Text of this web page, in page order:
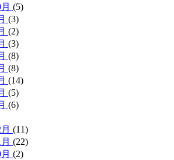
(5)
(3)
(2)
(3)
(8)
(8)
(14)
(5)
(6)
(11)
(22)
(2)